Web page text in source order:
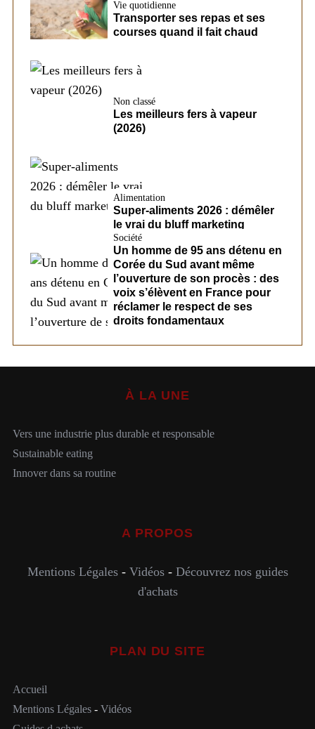
Vie quotidienne
Transporter ses repas et ses
courses quand il fait chaud
Non classé
Les meilleurs fers à vapeur
(2026)
Alimentation
Super-aliments 2026 : démêler
le vrai du bluff marketing
Société
Un homme de 95 ans détenu en
Corée du Sud avant même
l’ouverture de son procès : des
voix s’élèvent en France pour
réclamer le respect de ses
droits fondamentaux
À LA UNE
Vers une industrie plus durable et responsable
Sustainable eating
Innover dans sa routine
A PROPOS
Mentions Légales- Vidéos- Découvrez nos guides
d'achats
PLAN DU SITE
Accueil
Mentions Légales- Vidéos